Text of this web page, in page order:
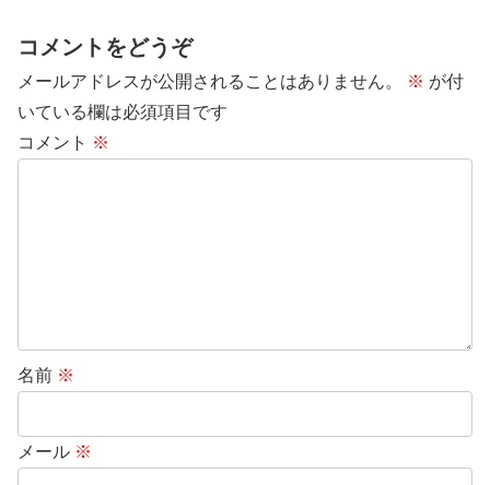
コメントをどうぞ
メールアドレスが公開されることはありません。 ※ が付
いている欄は必須項目です
コメント ※
名前 ※
メール ※